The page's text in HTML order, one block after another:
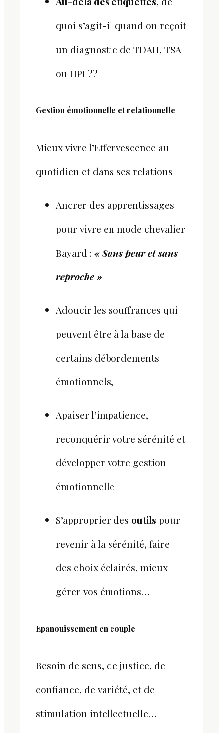
quoi s’agit-il quand on reçoit
un diagnostic de TDAH, TSA
ou HPI ??
Gestion émotionnelle et relationnelle
Mieux vivre l’Effervescence au
quotidien et dans ses relations
Ancrer des apprentissages
pour vivre en mode chevalier
Bayard : « Sans peur et sans
reproche »
Adoucir les souffrances qui
peuvent être à la base de
certains débordements
émotionnels,
Apaiser l’impatience,
reconquérir votre sérénité et
développer votre gestion
émotionnelle
S’approprier des outils pour
revenir à la sérénité, faire
des choix éclairés, mieux
gérer vos émotions…
Epanouissement en couple
Besoin de sens, de justice, de
confiance, de variété, et de
stimulation intellectuelle…